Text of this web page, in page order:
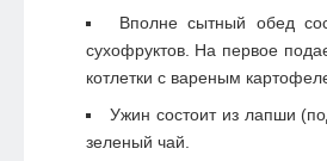
Вполне сытный обед
сухофруктов. На первое
котлетки с вареным
Ужин состоит из лапши
зеленый чай.